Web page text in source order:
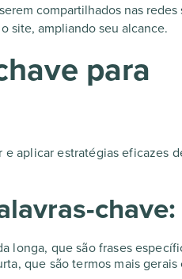
compartilhados nas redes
site, ampliando seu alcance.
para
aplicar estratégias eficazes
chave:
longa, que são frases
que são termos mais